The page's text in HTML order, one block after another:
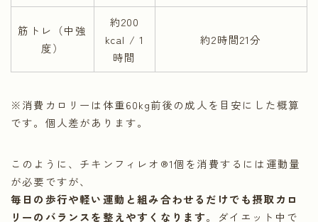
筋トレ（中強
度）
約200
kcal / 1
時間
約2時間21分
※消費カロリーは体重60kg前後の成人を目安にした概算
です。個人差があります。
このように、チキンフィレオ®1個を消費するには運動量
が必要ですが、
毎日の歩行や軽い運動と組み合わせるだけでも摂取カロ
リーのバランスを整えやすくなります。ダイエット中で